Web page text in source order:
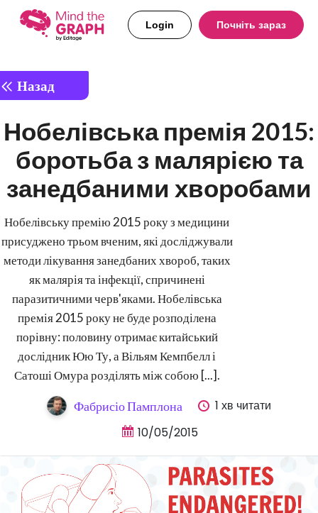
Login Почніть зараз
Назад
Нобелівська премія 2015:
боротьба з малярією та
занедбаними хворобами
Нобелівську премію 2015 року з медицини
присуджено трьом вченим, які досліджували
методи лікування занедбаних хвороб, таких
як малярія та інфекції, спричинені
паразитичними черв'яками. Нобелівська
премія 2015 року не буде розподілена
порівну: половину отримає китайський
дослідник Юю Ту, а Вільям Кемпбелл і
Сатоші Омура розділять між собою [...].
Фабрисіо Памплона
1 хв читати
10/05/2015